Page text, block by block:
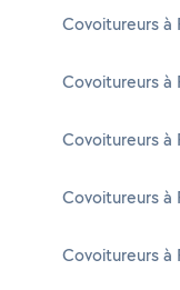
Covoitureurs à
Covoitureurs à
Covoitureurs à
Covoitureurs à
Covoitureurs à